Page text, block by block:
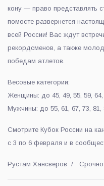
кону — право представлять
помосте развернется
всей России! Вас ждут
рекордсменов, а также
победам атлетов.
Весовые категории:
Женщины: до 45, 49, 55, 59, 64,
Мужчины: до 55, 61, 67, 73, 81,
Смотрите Кубок России на
с 3 по 6 февраля и в
Рустам Хансверов Срочно